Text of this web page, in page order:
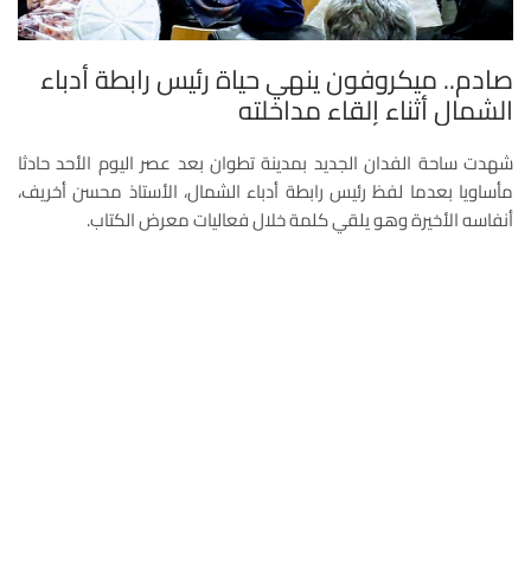
صادم.. ميكروفون ينهي حياة رئيس رابطة أدباء
الشمال أثناء إلقاء مداخلته
شهدت ساحة الفدان الجديد بمدينة تطوان بعد عصر اليوم الأحد حادثا
مأساويا بعدما لفظ رئيس رابطة أدباء الشمال، الأستاذ محسن أخريف،
أنفاسه الأخيرة وهو يلقي كلمة خلال فعاليات معرض الكتاب.